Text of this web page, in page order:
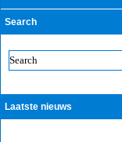
Search
Laatste nieuws